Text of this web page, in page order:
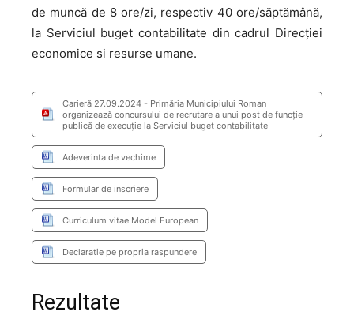
de muncă de 8 ore/zi, respectiv 40 ore/săptămână,
la Serviciul buget contabilitate din cadrul Direcției
economice si resurse umane.
Carieră 27.09.2024 - Primăria Municipiului Roman
organizează concursului de recrutare a unui post de funcţie
publică de execuție la Serviciul buget contabilitate
Adeverinta de vechime
Formular de inscriere
Curriculum vitae Model European
Declaratie pe propria raspundere
Rezultate